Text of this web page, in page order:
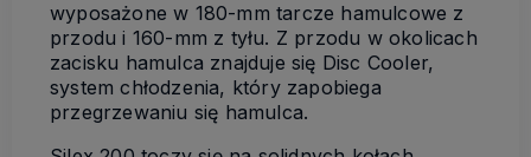
wyposażone w 180-mm tarcze hamulcowe z
przodu i 160-mm z tyłu. Z przodu w okolicach
zacisku hamulca znajduje się Disc Cooler,
system chłodzenia, który zapobiega
przegrzewaniu się hamulca.